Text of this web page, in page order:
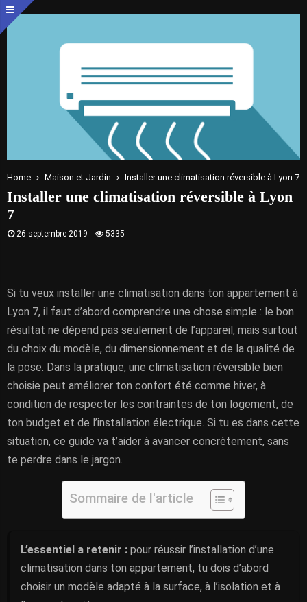
Home Maison et Jardin Installer une climatisation réversible à Lyon 7
Installer une climatisation réversible à Lyon
7
26 septembre 2019 5335
Si tu veux installer une climatisation dans ton appartement à
Lyon 7, il faut d’abord comprendre une chose simple : le bon
résultat ne dépend pas seulement de l’appareil, mais surtout
du choix du modèle, du dimensionnement et de la qualité de
la pose. Dans la pratique, une climatisation réversible bien
choisie peut améliorer ton confort été comme hiver, à
condition de respecter les contraintes de ton logement, de
ton budget et de l’installation électrique. Si tu es dans cette
situation, ce guide va t’aider à avancer concrètement, sans
te perdre dans le jargon.
Sommaire de l'article
L’essentiel a retenir : pour réussir l’installation d’une
climatisation dans ton appartement, tu dois d’abord
choisir un modèle adapté à la surface, à l’isolation et à